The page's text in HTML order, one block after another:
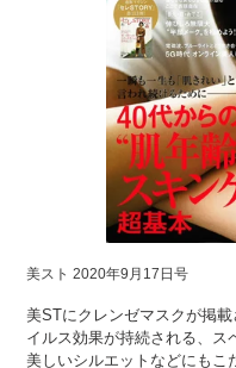
美スト 2020年9月17日号
美STにクレンゼマスクが掲
イルス効果が持続される、ス
美しいシルエットなどにもこ